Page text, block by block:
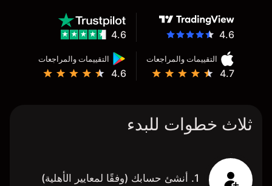
4.6
التقييمات والمراجعات
4.7
التقييمات والمراجعات
4.6
4.6
ثلاث خطوات للبدء
1. أنشئ حسابك (وفقًا لمعايير الأهلية)